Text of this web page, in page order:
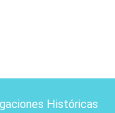
Históricas